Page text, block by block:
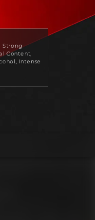
Strong
Content
Intense